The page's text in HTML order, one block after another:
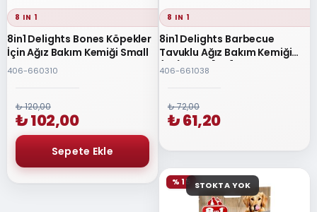
8 IN 1
8in1 Delights Bones Köpekler
İçin Ağız Bakım Kemiği Small
406-660310
₺ 120,00
₺ 102,00
8 IN 1
8in1 Delights Barbecue
Tavuklu Ağız Bakım Kemiği
(7'li) 84gr [XS]
406-661038
₺ 72,00
₺ 61,20
STOKTA YOK
% 15